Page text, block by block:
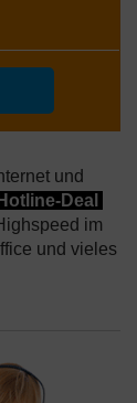
und
Hotline-Deal
im
und vieles